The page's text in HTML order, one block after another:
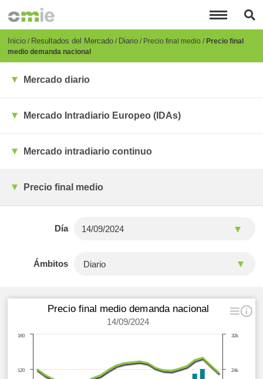
principal
Breadcrumb
Inicio Resultados del Mercado Diario Precio final medio Precio final
medio demanda nacional
Mercado diario
Mercado Intradiario Europeo (IDAs)
Mercado intradiario continuo
Precio final medio
Día
Ámbitos
Precio final medio demanda nacional
14/09/2024
24k
32k
120
160